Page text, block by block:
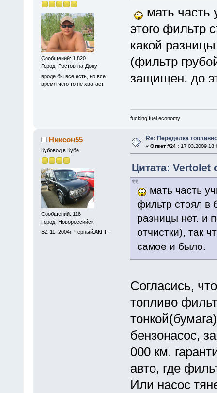
Сообщений: 1 820
Город: Ростов-на-Дону
вроде бы все есть, но все
время чего то не хватает
мать часть
этого фильтр
какой
(фильтр
защищен. до
fucking fuel economy
Никсон55
Кубовод в Кубе
Сообщений: 118
Город: Новороссийск
BZ-11. 2004г. Черный.АКПП.
Re: Переделка
« Ответ #24 : 17.03.2009
Цитата: Vertolet
мать часть
фильтр стоял в
разницы нет. и
отчистки), так
самое и было.
Согласись,
топливо
бензонасос,
000 км.
авто, где
Или насос